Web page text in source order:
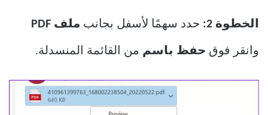
الخطوة 2: حدد سهمًا لأسفل بجانب ملف PDF
وانقر فوق حفظ باسم من القائمة المنسدلة.